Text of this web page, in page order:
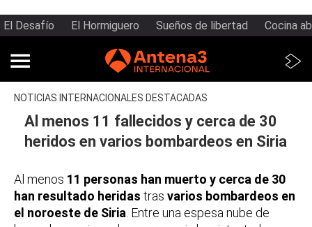
El Desafío El Hormiguero Sueños de libertad Cocina
NOTICIAS INTERNACIONALES DESTACADAS
Al menos 11 fallecidos y cerca de 30
heridos en varios bombardeos en Siria
Al menos 11 personas han muerto y cerca de 30
han resultado heridas tras varios bombardeos en
el noroeste de Siria . Entre una espesa nube de